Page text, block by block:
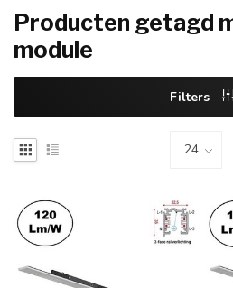
Producten getagd
module
Filters